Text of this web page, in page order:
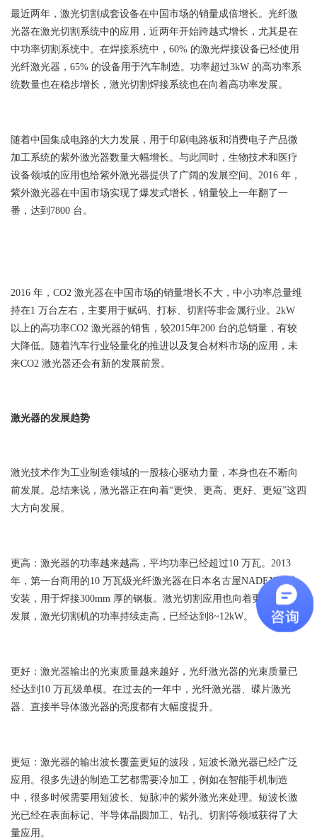
最近两年，激光切割成套设备在中国市场的销量成倍增长。光纤激
光器在激光切割系统中的应用，近两年开始跨越式增长，尤其是在
中功率切割系统中。在焊接系统中，60% 的激光焊接设备已经使用
光纤激光器，65% 的设备用于汽车制造。功率超过3kW 的高功率系
统数量也在稳步增长，激光切割焊接系统也在向着高功率发展。
随着中国集成电路的大力发展，用于印刷电路板和消费电子产品微
加工系统的紫外激光器数量大幅增长。与此同时，生物技术和医疗
设备领域的应用也给紫外激光器提供了广阔的发展空间。2016 年，
紫外激光器在中国市场实现了爆发式增长，销量较上一年翻了一
番，达到7800 台。
2016 年，CO2 激光器在中国市场的销量增长不大，中小功率总量维
持在1 万台左右，主要用于赋码、打标、切割等非金属行业。2kW
以上的高功率CO2 激光器的销售，较2015年200 台的总销量，有较
大降低。随着汽车行业轻量化的推进以及复合材料市场的应用，未
来CO2 激光器还会有新的发展前景。
激光器的发展趋势
激光技术作为工业制造领域的一股核心驱动力量，本身也在不断向
前发展。总结来说，激光器正在向着“更快、更高、更好、更短”这四
大方向发展。
更高：激光器的功率越来越高，平均功率已经超过10 万瓦。2013
年，第一台商用的10 万瓦级光纤激光器在日本名古屋NADEX 中心
安装，用于焊接300mm 厚的钢板。激光切割应用也向着更高的功率
发展，激光切割机的功率持续走高，已经达到8~12kW。
更好：激光器输出的光束质量越来越好，光纤激光器的光束质量已
经达到10 万瓦级单模。在过去的一年中，光纤激光器、碟片激光
器、直接半导体激光器的亮度都有大幅度提升。
更短：激光器的输出波长覆盖更短的波段，短波长激光器已经广泛
应用。很多先进的制造工艺都需要冷加工，例如在智能手机制造
中，很多时候需要用短波长、短脉冲的紫外激光来处理。短波长激
光已经在表面标记、半导体晶圆加工、钻孔、切割等领域获得了大
量应用。